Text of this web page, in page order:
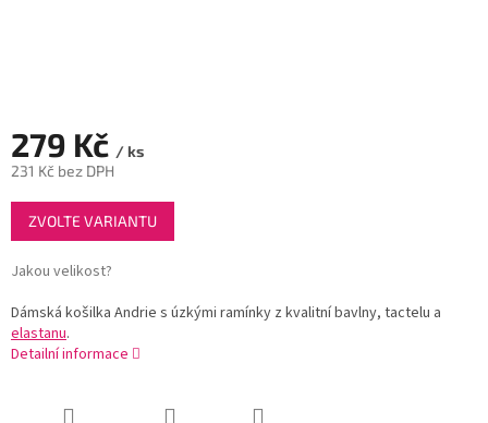
279 Kč / ks
231 Kč bez DPH
Měrná
cena:
ZVOLTE VARIANTU
Jakou velikost?
Dámská košilka Andrie s úzkými ramínky z kvalitní bavlny, tactelu a
elastanu.
Detailní informace